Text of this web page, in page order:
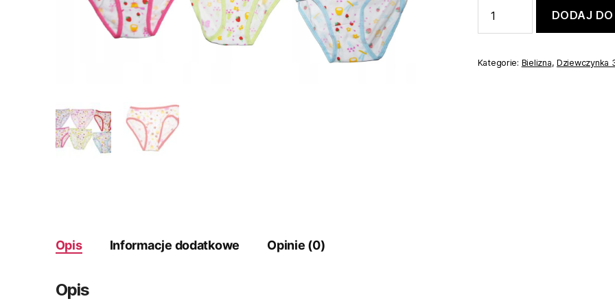
majtki,
dziewczęce
rozm.104
DODAJ
Kategorie: Bielizna, Dziewczynka
Opis Informacje dodatkowe Opinie (0)
Opis